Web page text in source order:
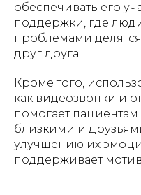
обеспечивать его
поддержки, где
проблемами
друг друга.
Кроме того,
как видеозвонки и
помогает пациентам
близкими и
улучшению их
поддерживает